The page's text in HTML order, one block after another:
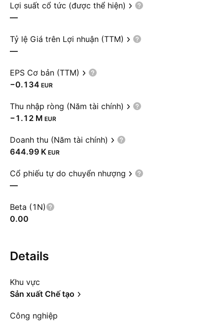
Lợi suất cổ tức (được thể hiện)
—
Tỷ lệ Giá trên Lợi nhuận (TTM)
—
EPS Cơ bản (TTM)
−0.134 EUR
Thu nhập ròng (Năm tài chính)
‪−1.12 M‬ EUR
Doanh thu (Năm tài chính)
‪644.99 K‬ EUR
Cổ phiếu tự do chuyển nhượng
—
Beta (1N)
0.00
Details
Khu vực
Sản xuất Chế tạo
Công nghiệp